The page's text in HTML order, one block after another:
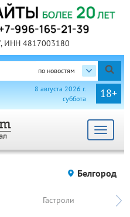
ИНН 4817003180
по новостям
18+
8 августа 2026 г.
суббота
Toggle
Белгород
Гастроли